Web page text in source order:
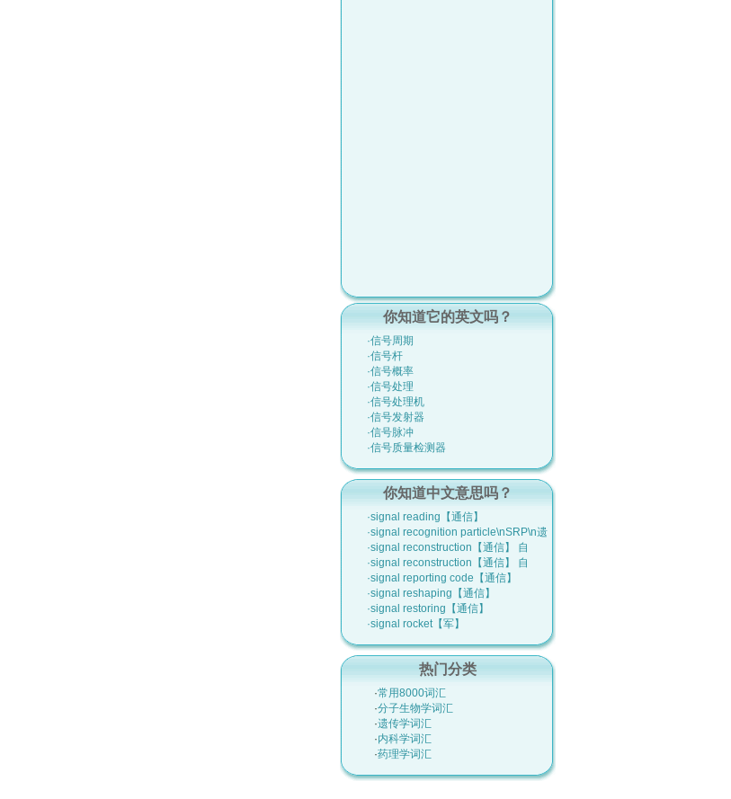
你知道它的英文吗？
·信号周期
·信号杆
·信号概率
·信号处理
·信号处理机
·信号发射器
·信号脉冲
·信号质量检测器
你知道中文意思吗？
·signal reading【通信】
·signal recognition particle\nSRP\n遗
·signal reconstruction【通信】 自
·signal reconstruction【通信】 自
·signal reporting code【通信】
·signal reshaping【通信】
·signal restoring【通信】
·signal rocket【军】
热门分类
·常用8000词汇
·分子生物学词汇
·遗传学词汇
·内科学词汇
·药理学词汇